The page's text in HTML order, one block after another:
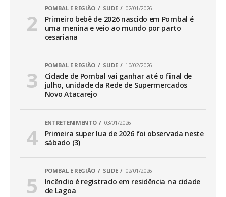
POMBAL E REGIÃO SLIDE 02/01/2026
Primeiro bebê de 2026 nascido em Pombal é
uma menina e veio ao mundo por parto
cesariana
POMBAL E REGIÃO SLIDE 10/02/2026
Cidade de Pombal vai ganhar até o final de
julho, unidade da Rede de Supermercados
Novo Atacarejo
ENTRETENIMENTO 03/01/2026
Primeira super lua de 2026 foi observada neste
sábado (3)
POMBAL E REGIÃO SLIDE 02/01/2026
Incêndio é registrado em residência na cidade
de Lagoa